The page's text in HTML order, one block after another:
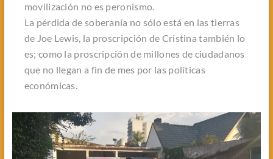
movilización no es peronismo.
La pérdida de soberanía no sólo está en las tierras
de Joe Lewis, la proscripción de Cristina también lo
es; como la proscripción de millones de ciudadanos
que no llegan a fin de mes por las políticas
económicas.